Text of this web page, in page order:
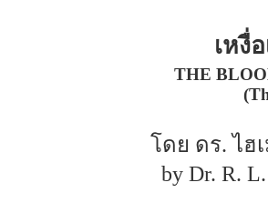
เหงื่
THE
โดย ดร. ไฮ
by Dr. R.